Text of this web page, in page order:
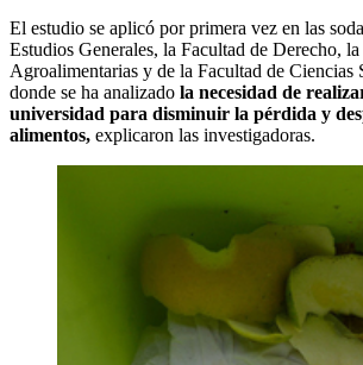
El estudio se aplicó por primera vez en las
Estudios Generales, la Facultad de Derecho,
Agroalimentarias y de la Facultad de Ciencias
donde se ha analizado la necesidad de
universidad para disminuir la pérdida y
alimentos, explicaron las investigadoras.